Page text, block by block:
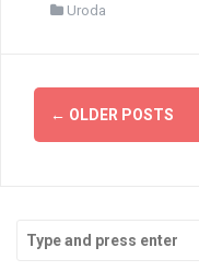
Uroda
Posts
navigation
← OLDER POSTS
for: